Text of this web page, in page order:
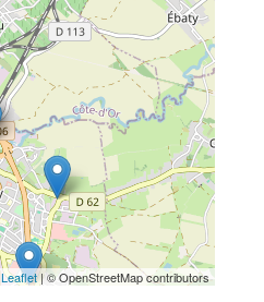
Leaflet| © OpenStreetMap contributors